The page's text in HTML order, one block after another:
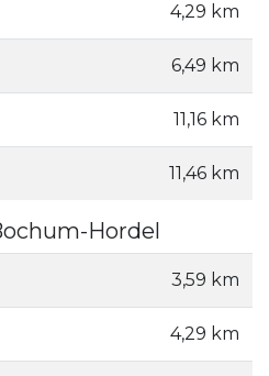
4,29 km
6,49 km
11,16 km
11,46 km
Hordel
3,59 km
4,29 km